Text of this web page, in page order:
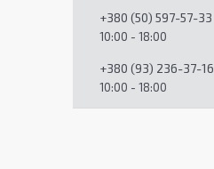
+380 (50) 597-57-33
10:00 - 18:00
+380 (93) 236-37-16
10:00 - 18:00